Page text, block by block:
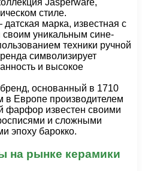
стиле.
марка, известная с
своим уникальным сине-
техники ручной
символизирует
и высокое
основанный в 1710
в Европе производителем
фарфор известен своими
и сложными
эпоху барокко.
на рынке керамики